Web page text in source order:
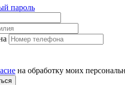
пароль
на обработку моих